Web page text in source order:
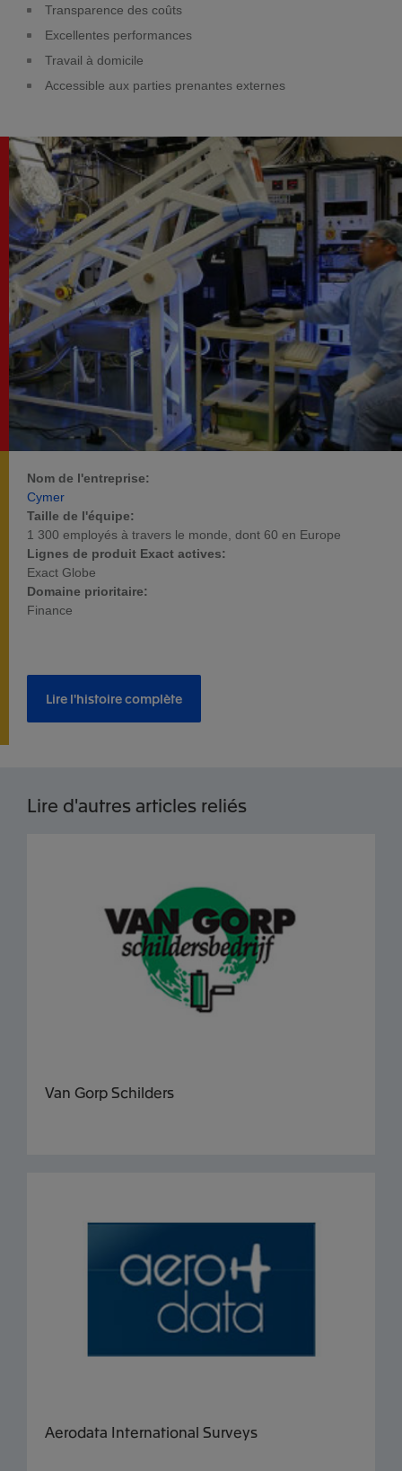
Transparence des coûts
Excellentes performances
Travail à domicile
Accessible aux parties prenantes externes
Nom de l'entreprise:
Cymer
Taille de l'équipe:
1 300 employés à travers le monde, dont 60 en Europe
Lignes de produit Exact actives:
Exact Globe
Domaine prioritaire:
Finance
Lire l'histoire complète
Lire d'autres articles reliés
Van Gorp Schilders
Aerodata International Surveys